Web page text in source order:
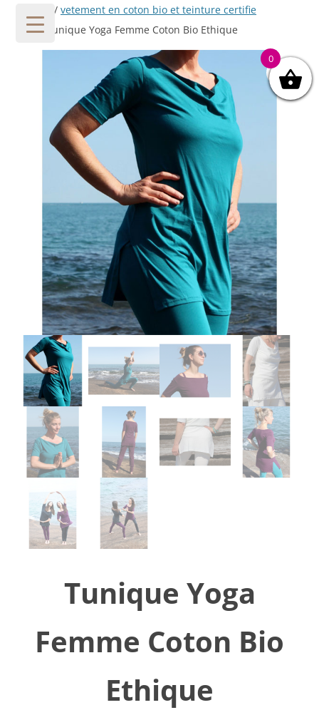
/ vetement en coton bio et teinture certifie
gots/ Tunique Yoga Femme Coton Bio Ethique
Tunique Yoga
Femme Coton Bio
Ethique
0